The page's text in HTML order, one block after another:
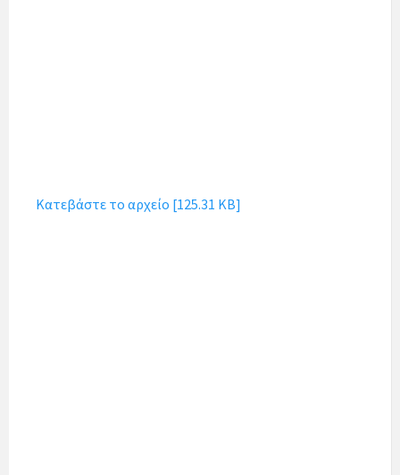
Κατεβάστε το αρχείο [125.31 KB]